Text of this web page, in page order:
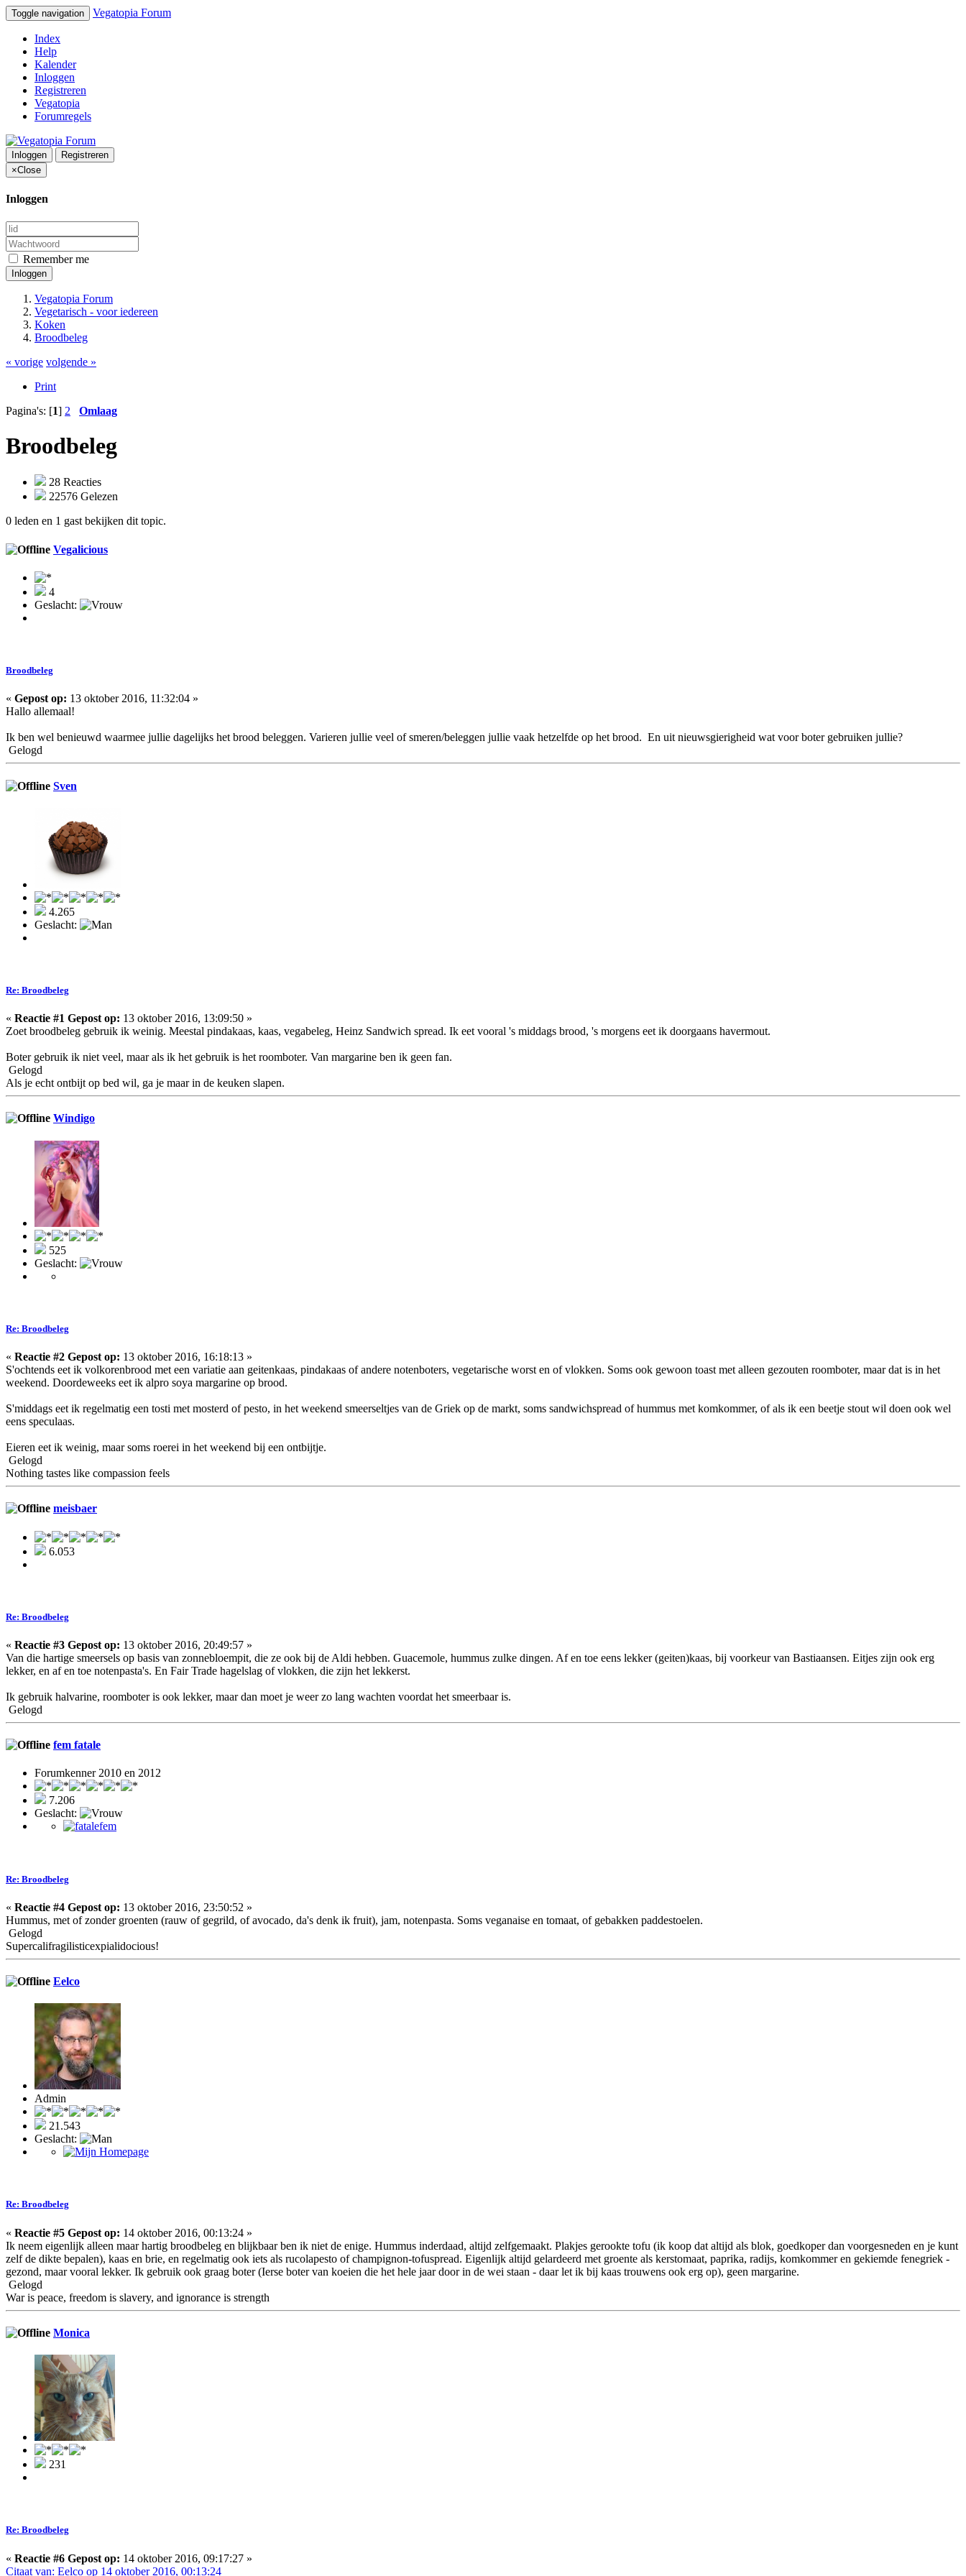
Toggle navigation Vegatopia Forum
Index
Help
Kalender
Inloggen
Registreren
Vegatopia
Forumregels
Inloggen
Registreren
×Close
Inloggen
Remember me
Inloggen
Vegatopia Forum
Vegetarisch - voor iedereen
Koken
Broodbeleg
« vorige volgende »
Print
Pagina's: [1] 2 Omlaag
Broodbeleg
28 Reacties
22576 Gelezen
0 leden en 1 gast bekijken dit topic.
Vegalicious
4
Geslacht:
Broodbeleg
« Gepost op: 13 oktober 2016, 11:32:04 »
Hallo allemaal!
Ik ben wel benieuwd waarmee jullie dagelijks het brood beleggen. Varieren jullie veel of smeren/beleggen jullie vaak hetzelfde op het brood. En uit nieuwsgierigheid wat voor boter gebruiken jullie?
Gelogd
Sven
4.265
Geslacht:
Re: Broodbeleg
« Reactie #1 Gepost op: 13 oktober 2016, 13:09:50 »
Zoet broodbeleg gebruik ik weinig. Meestal pindakaas, kaas, vegabeleg, Heinz Sandwich spread. Ik eet vooral 's middags brood, 's morgens eet ik doorgaans havermout.
Boter gebruik ik niet veel, maar als ik het gebruik is het roomboter. Van margarine ben ik geen fan.
Gelogd
Als je echt ontbijt op bed wil, ga je maar in de keuken slapen.
Windigo
525
Geslacht:
Re: Broodbeleg
« Reactie #2 Gepost op: 13 oktober 2016, 16:18:13 »
S'ochtends eet ik volkorenbrood met een variatie aan geitenkaas, pindakaas of andere notenboters, vegetarische worst en of vlokken. Soms ook gewoon toast met alleen gezouten roomboter, maar dat is in het
weekend. Doordeweeks eet ik alpro soya margarine op brood.
S'middags eet ik regelmatig een tosti met mosterd of pesto, in het weekend smeerseltjes van de Griek op de markt, soms sandwichspread of hummus met komkommer, of als ik een beetje stout wil doen ook wel
eens speculaas.
Eieren eet ik weinig, maar soms roerei in het weekend bij een ontbijtje.
Gelogd
Nothing tastes like compassion feels
meisbaer
6.053
Re: Broodbeleg
« Reactie #3 Gepost op: 13 oktober 2016, 20:49:57 »
Van die hartige smeersels op basis van zonnebloempit, die ze ook bij de Aldi hebben. Guacemole, hummus zulke dingen. Af en toe eens lekker (geiten)kaas, bij voorkeur van Bastiaansen. Eitjes zijn ook erg
lekker, en af en toe notenpasta's. En Fair Trade hagelslag of vlokken, die zijn het lekkerst.
Ik gebruik halvarine, roomboter is ook lekker, maar dan moet je weer zo lang wachten voordat het smeerbaar is.
Gelogd
fem fatale
Forumkenner 2010 en 2012
7.206
Geslacht:
Re: Broodbeleg
« Reactie #4 Gepost op: 13 oktober 2016, 23:50:52 »
Hummus, met of zonder groenten (rauw of gegrild, of avocado, da's denk ik fruit), jam, notenpasta. Soms veganaise en tomaat, of gebakken paddestoelen.
Gelogd
Supercalifragilisticexpialidocious!
Eelco
Admin
21.543
Geslacht:
Re: Broodbeleg
« Reactie #5 Gepost op: 14 oktober 2016, 00:13:24 »
Ik neem eigenlijk alleen maar hartig broodbeleg en blijkbaar ben ik niet de enige. Hummus inderdaad, altijd zelfgemaakt. Plakjes gerookte tofu (ik koop dat altijd als blok, goedkoper dan voorgesneden en je kunt
zelf de dikte bepalen), kaas en brie, en regelmatig ook iets als rucolapesto of champignon-tofuspread. Eigenlijk altijd gelardeerd met groente als kerstomaat, paprika, radijs, komkommer en gekiemde fenegriek -
gezond, maar vooral lekker. Ik gebruik ook graag boter (Ierse boter van koeien die het hele jaar door in de wei staan - daar let ik bij kaas trouwens ook erg op), geen margarine.
Gelogd
War is peace, freedom is slavery, and ignorance is strength
Monica
231
Re: Broodbeleg
« Reactie #6 Gepost op: 14 oktober 2016, 09:17:27 »
Citaat van: Eelco op 14 oktober 2016, 00:13:24